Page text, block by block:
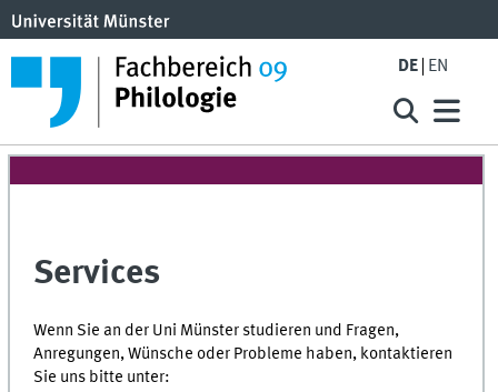
DE EN
Services
Wenn Sie an der Uni Münster studieren und Fragen,
Anregungen, Wünsche oder Probleme haben, kontaktieren
Sie uns bitte unter: